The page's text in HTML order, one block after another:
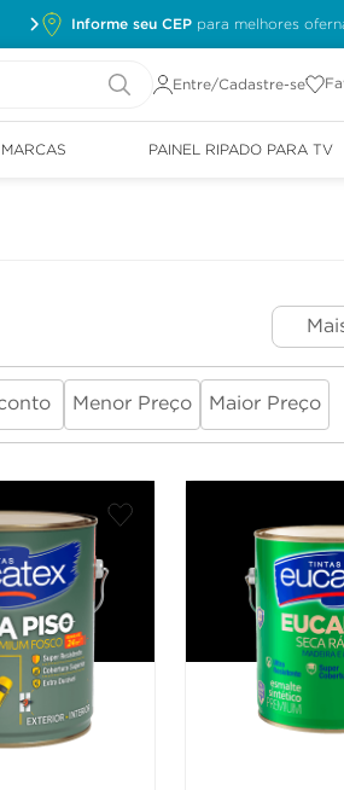
Informe seu CEP
Entre/Cadastre-se
MARCAS PAINEL RIPADO PARA TV
Menor Preço Maior Preço